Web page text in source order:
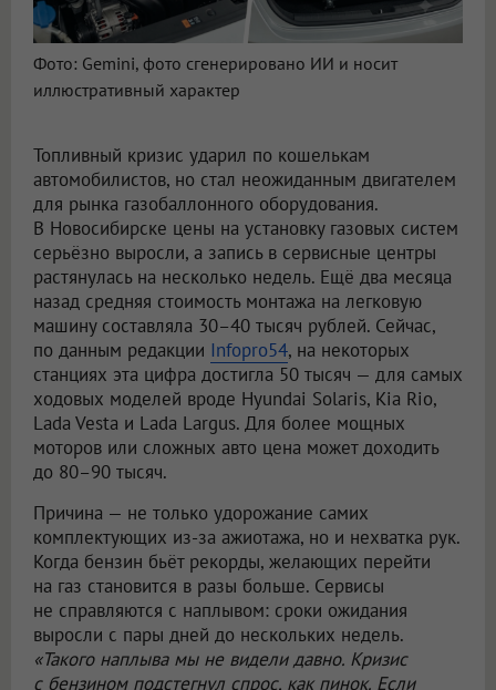
Фото: Gemini, фото сгенерировано ИИ и носит
иллюстративный характер
Топливный кризис ударил по кошелькам
автомобилистов, но стал неожиданным двигателем
для рынка газобаллонного оборудования.
В Новосибирске цены на установку газовых систем
серьёзно выросли, а запись в сервисные центры
растянулась на несколько недель. Ещё два месяца
назад средняя стоимость монтажа на легковую
машину составляла 30–40 тысяч рублей. Сейчас,
по данным редакции Infopro54, на некоторых
станциях эта цифра достигла 50 тысяч — для самых
ходовых моделей вроде Hyundai Solaris, Kia Rio,
Lada Vesta и Lada Largus. Для более мощных
моторов или сложных авто цена может доходить
до 80–90 тысяч.
Причина — не только удорожание самих
комплектующих из-за ажиотажа, но и нехватка рук.
Когда бензин бьёт рекорды, желающих перейти
на газ становится в разы больше. Сервисы
не справляются с наплывом: сроки ожидания
выросли с пары дней до нескольких недель.
«Такого наплыва мы не видели давно. Кризис
с бензином подстегнул спрос, как пинок. Если